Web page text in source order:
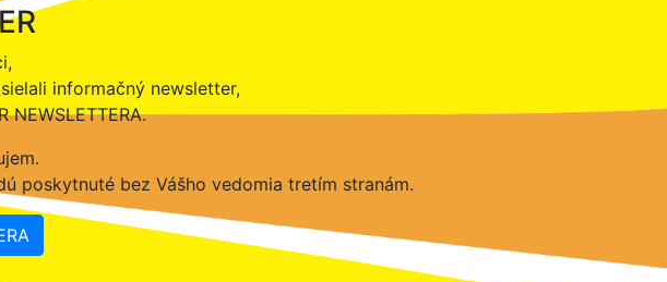
informačný newsletter,
poskytnuté bez Vášho vedomia tretím stranám.